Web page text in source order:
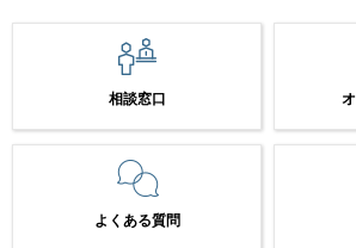
相談窓口
よくある質問